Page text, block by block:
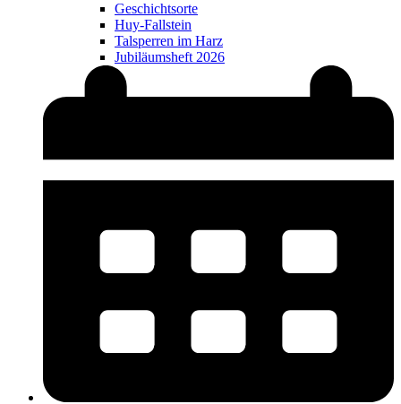
Geschichtsorte
Huy-Fallstein
Talsperren im Harz
Jubiläumsheft 2026